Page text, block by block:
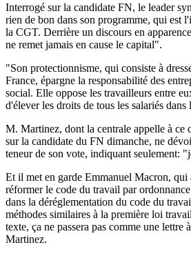
Interrogé sur la candidate FN, le leader
rien de bon dans son programme, qui est
la CGT. Derrière un discours en
ne remet jamais en cause le capital".
"Son protectionnisme, qui consiste à
France, épargne la responsabilité des
social. Elle oppose les travailleurs entre
d'élever les droits de tous les salariés
M. Martinez, dont la centrale appelle à ce
sur la candidate du FN dimanche, ne
teneur de son vote, indiquant seulement:
Et il met en garde Emmanuel Macron,
réformer le code du travail par
dans la déréglementation du code du
méthodes similaires à la première loi
texte, ça ne passera pas comme une lettre
Martinez.